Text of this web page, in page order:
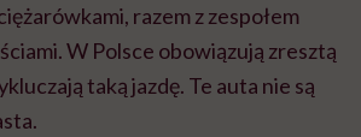
razem z zespołem
W Polsce obowiązują zresztą
taką jazdę. Te auta nie są